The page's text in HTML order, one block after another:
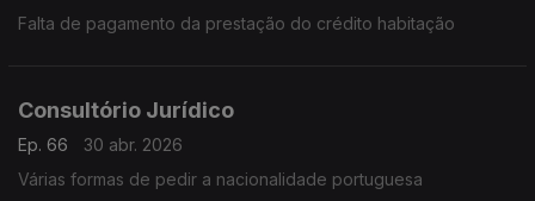
Falta de pagamento da prestação do crédito habitação
Consultório Jurídico
Ep. 66
30 abr. 2026
Várias formas de pedir a nacionalidade portuguesa